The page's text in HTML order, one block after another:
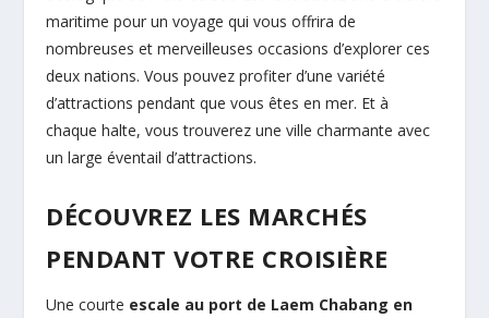
maritime pour un voyage qui vous offrira de
nombreuses et merveilleuses occasions d’explorer ces
deux nations. Vous pouvez profiter d’une variété
d’attractions pendant que vous êtes en mer. Et à
chaque halte, vous trouverez une ville charmante avec
un large éventail d’attractions.
DÉCOUVREZ LES MARCHÉS
PENDANT VOTRE CROISIÈRE
Une courte escale au port de Laem Chabang en